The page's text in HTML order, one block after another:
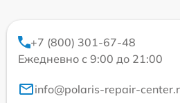
+7 (800) 301-67-48
Ежедневно с 9:00 до 21:00
info@polaris-repair-